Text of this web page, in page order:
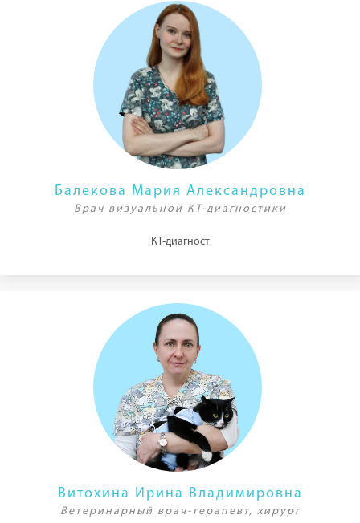
Балекова Мария Александровна
Врач визуальной КТ-диагностики
КТ-диагност
Витохина Ирина Владимировна
Ветеринарный врач-терапевт, хирург